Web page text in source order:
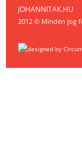
JOHANNITAK.HU
2012 © Minden jog